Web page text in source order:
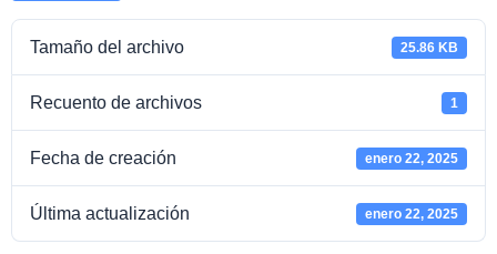
Tamaño del archivo 25.86 KB
Recuento de archivos 1
Fecha de creación enero 22, 2025
Última actualización enero 22, 2025